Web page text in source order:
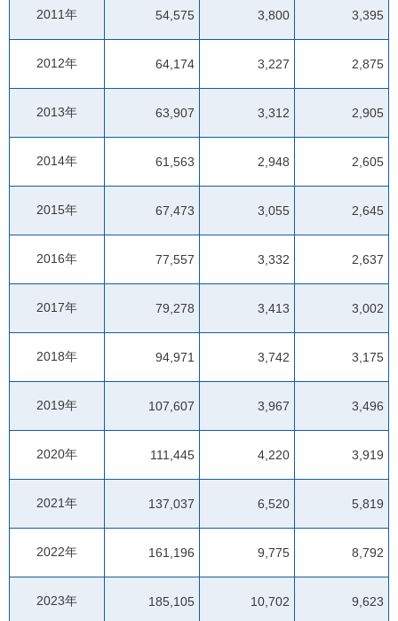
2011年 54,575 3,800 3,395
2012年 64,174 3,227 2,875
2013年 63,907 3,312 2,905
2014年 61,563 2,948 2,605
2015年 67,473 3,055 2,645
2016年 77,557 3,332 2,637
2017年 79,278 3,413 3,002
2018年 94,971 3,742 3,175
2019年 107,607 3,967 3,496
2020年 111,445 4,220 3,919
2021年 137,037 6,520 5,819
2022年 161,196 9,775 8,792
2023年 185,105 10,702 9,623